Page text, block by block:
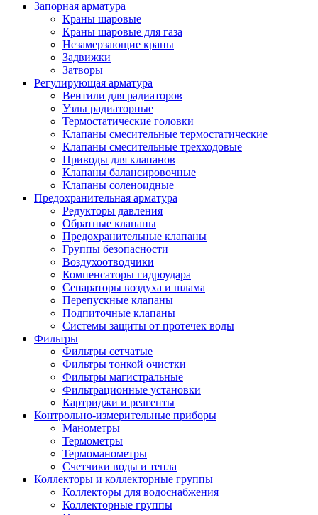
Запорная арматура
Краны шаровые
Краны шаровые для газа
Незамерзающие краны
Задвижки
Затворы
Регулирующая арматура
Вентили для радиаторов
Узлы радиаторные
Термостатические головки
Клапаны смесительные термостатические
Клапаны смесительные трехходовые
Приводы для клапанов
Клапаны балансировочные
Клапаны соленоидные
Предохранительная арматура
Редукторы давления
Обратные клапаны
Предохранительные клапаны
Группы безопасности
Воздухоотводчики
Компенсаторы гидроудара
Сепараторы воздуха и шлама
Перепускные клапаны
Подпиточные клапаны
Системы защиты от протечек воды
Фильтры
Фильтры сетчатые
Фильтры тонкой очистки
Фильтры магистральные
Фильтрационные установки
Картриджи и реагенты
Контрольно-измерительные приборы
Манометры
Термометры
Термоманометры
Счетчики воды и тепла
Коллекторы и коллекторные группы
Коллекторы для водоснабжения
Коллекторные группы